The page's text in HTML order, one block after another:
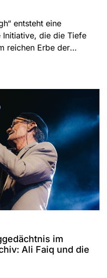
entsteht eine
Initiative, die die Tiefe
reichen Erbe der
im
Ali Faiq und die